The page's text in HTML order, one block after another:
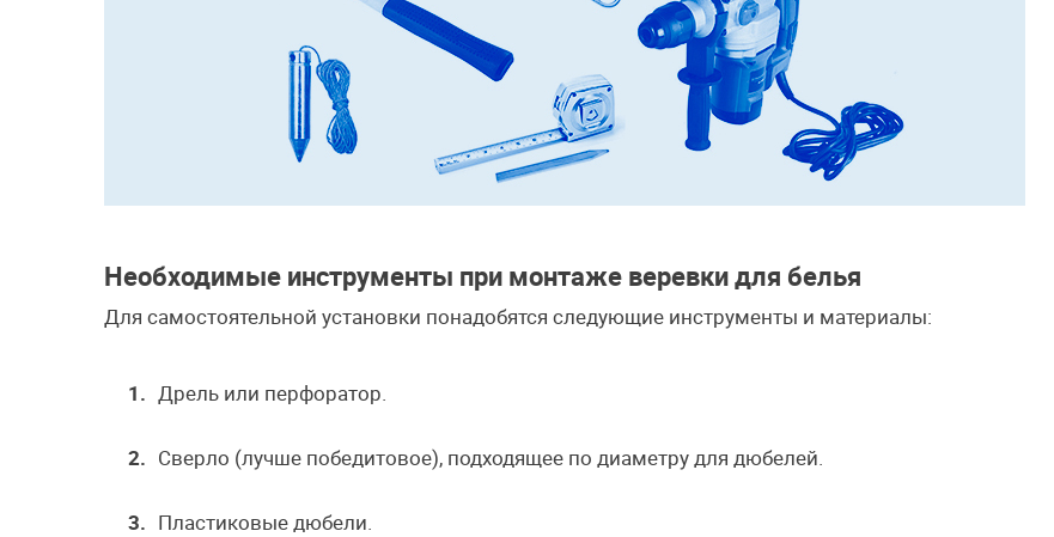
Необходимые инструменты при монтаже веревки для белья
Для самостоятельной установки понадобятся следующие инструменты и материалы:
Дрель или перфоратор.
Сверло (лучше победитовое), подходящее по диаметру для дюбелей.
Пластиковые дюбели.